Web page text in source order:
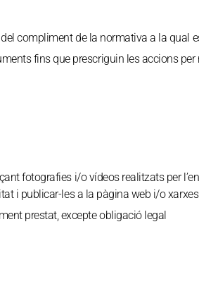
compliment de la normativa a la qual
fins que prescriguin les accions
fotografies i/o vídeos realitzats per
i publicar-les a la pàgina web i/o
prestat, excepte obligació legal